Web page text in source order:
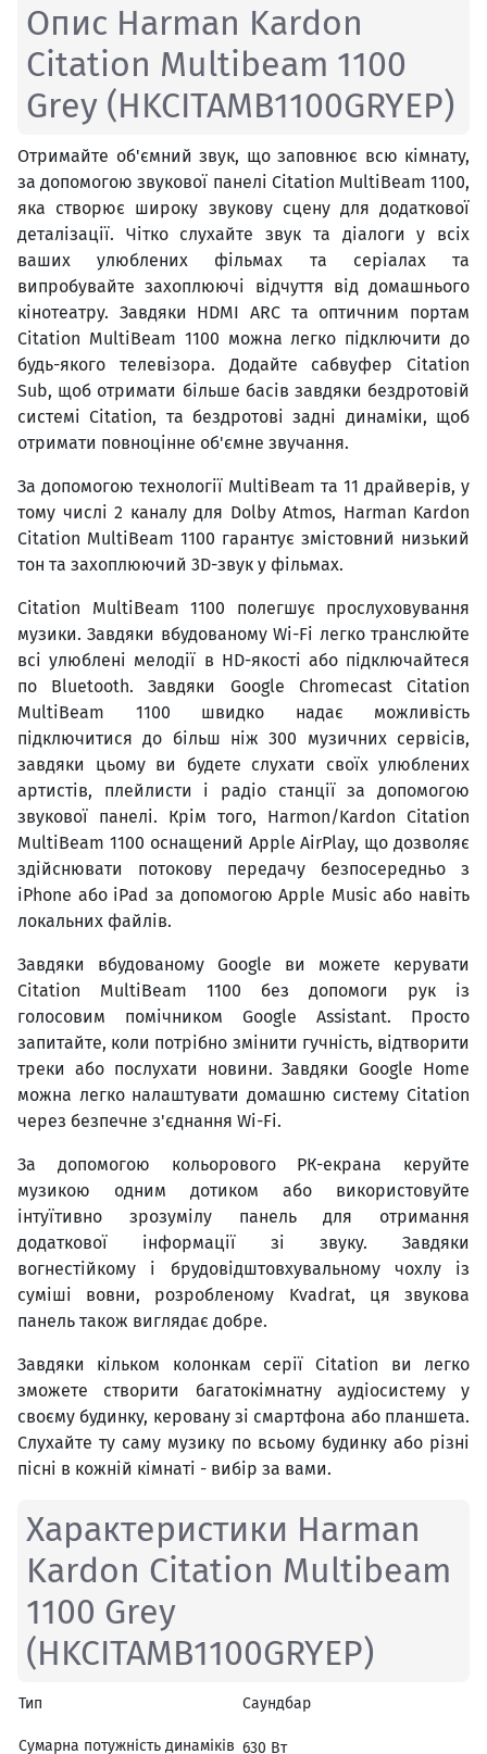
Опис Harman Kardon
Citation Multibeam 1100
Grey (HKCITAMB1100GRYEP)
Отримайте об'ємний звук, що заповнює всю кімнату,
за допомогою звукової панелі Citation MultiBeam 1100,
яка створює широку звукову сцену для додаткової
деталізації. Чітко слухайте звук та діалоги у всіх
ваших улюблених фільмах та серіалах та
випробувайте захоплюючі відчуття від домашнього
кінотеатру. Завдяки HDMI ARC та оптичним портам
Citation MultiBeam 1100 можна легко підключити до
будь-якого телевізора. Додайте сабвуфер Citation
Sub, щоб отримати більше басів завдяки бездротовій
системі Citation, та бездротові задні динаміки, щоб
отримати повноцінне об'ємне звучання.
За допомогою технології MultiBeam та 11 драйверів, у
тому числі 2 каналу для Dolby Atmos, Harman Kardon
Citation MultiBeam 1100 гарантує змістовний низький
тон та захоплюючий 3D-звук у фільмах.
Citation MultiBeam 1100 полегшує прослуховування
музики. Завдяки вбудованому Wi-Fi легко транслюйте
всі улюблені мелодії в HD-якості або підключайтеся
по Bluetooth. Завдяки Google Chromecast Citation
MultiBeam 1100 швидко надає можливість
підключитися до більш ніж 300 музичних сервісів,
завдяки цьому ви будете слухати своїх улюблених
артистів, плейлисти і радіо станції за допомогою
звукової панелі. Крім того, Harmon/Kardon Citation
MultiBeam 1100 оснащений Apple AirPlay, що дозволяє
здійснювати потокову передачу безпосередньо з
iPhone або iPad за допомогою Apple Music або навіть
локальних файлів.
Завдяки вбудованому Google ви можете керувати
Citation MultiBeam 1100 без допомоги рук із
голосовим помічником Google Assistant. Просто
запитайте, коли потрібно змінити гучність, відтворити
треки або послухати новини. Завдяки Google Home
можна легко налаштувати домашню систему Citation
через безпечне з'єднання Wi-Fi.
За допомогою кольорового РК-екрана керуйте
музикою одним дотиком або використовуйте
інтуїтивно зрозумілу панель для отримання
додаткової інформації зі звуку. Завдяки
вогнестійкому і брудовідштовхувальному чохлу із
суміші вовни, розробленому Kvadrat, ця звукова
панель також виглядає добре.
Завдяки кільком колонкам серії Citation ви легко
зможете створити багатокімнатну аудіосистему у
своєму будинку, керовану зі смартфона або планшета.
Слухайте ту саму музику по всьому будинку або різні
пісні в кожній кімнаті - вибір за вами.
Характеристики Harman
Kardon Citation Multibeam
1100 Grey
(HKCITAMB1100GRYEP)
Тип Саундбар
Сумарна потужність динаміків 630 Вт